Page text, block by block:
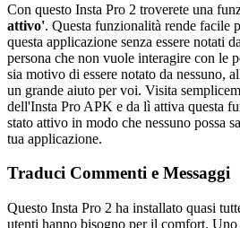
Con questo Insta Pro 2 troverete una
attivo'. Questa funzionalità rende facile
questa applicazione senza essere notati
persona che non vuole interagire con le
sia motivo di essere notato da nessuno,
un grande aiuto per voi. Visita
dell'Insta Pro APK e da lì attiva questa
stato attivo in modo che nessuno possa
tua applicazione.
Traduci Commenti e Messaggi
Questo Insta Pro 2 ha installato quasi
utenti hanno bisogno per il comfort.